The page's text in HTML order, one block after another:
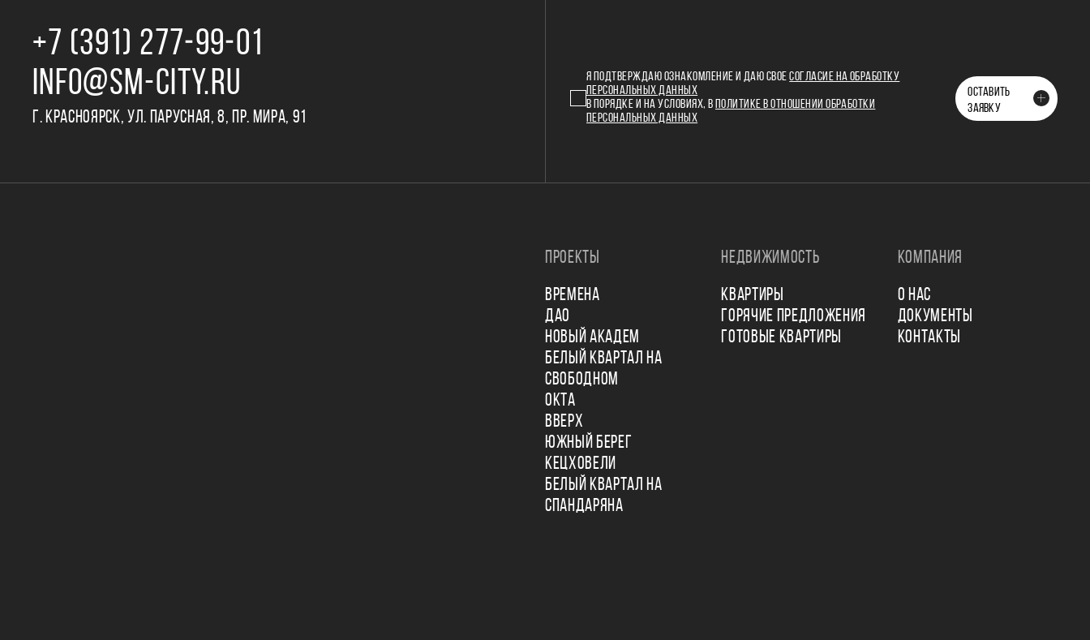
+7 (391) 277‒99‒01
INFO@SM-CITY.RU
Г. КРАСНОЯРСК, УЛ. ПАРУСНАЯ, 8, ПР. МИРА, 91
Я ПОДТВЕРЖДАЮ ОЗНАКОМЛЕНИЕ И ДАЮ СВОЕСОГЛАСИЕ НА ОБРАБОТКУ
ПЕРСОНАЛЬНЫХ ДАННЫХ
В ПОРЯДКЕ И НА УСЛОВИЯХ, В
ПОЛИТИКЕ В ОТНОШЕНИИ ОБРАБОТКИ
ПЕРСОНАЛЬНЫХ ДАННЫХ
ОСТАВИТЬ
ЗАЯВКУ
ПРОЕКТЫ
ВРЕМЕНА
ДАО
НОВЫЙ АКАДЕМ
БЕЛЫЙ КВАРТАЛ НА
СВОБОДНОМ
ОКТА
ВВЕРХ
ЮЖНЫЙ БЕРЕГ
КЕЦХОВЕЛИ
БЕЛЫЙ КВАРТАЛ НА
СПАНДАРЯНА
НЕДВИЖИМОСТЬ
КВАРТИРЫ
ГОРЯЧИЕ ПРЕДЛОЖЕНИЯ
ГОТОВЫЕ КВАРТИРЫ
КОМПАНИЯ
О НАС
ДОКУМЕНТЫ
КОНТАКТЫ